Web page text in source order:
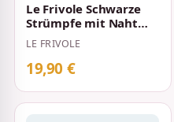
Le Frivole Schwarze
Strümpfe mit Naht
und Schleife
LE FRIVOLE
19,90 €